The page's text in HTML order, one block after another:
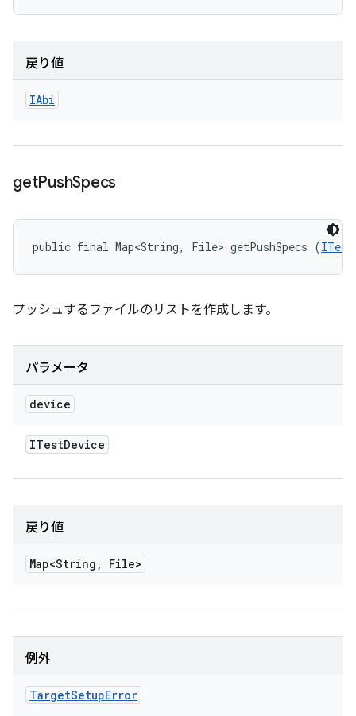
戻り値
IAbi
getPushSpecs
public final Map<String, File> getPushSpecs (
プッシュするファイルのリストを作成します。
パラメータ
device
ITestDevice
戻り値
Map<String , File>
例外
TargetSetupError